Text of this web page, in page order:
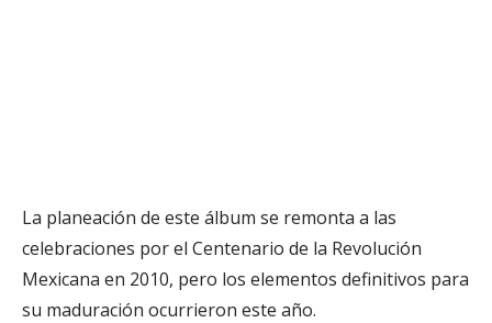
La planeación de este álbum se remonta a las
celebraciones por el Centenario de la Revolución
Mexicana en 2010, pero los elementos definitivos para
su maduración ocurrieron este año.